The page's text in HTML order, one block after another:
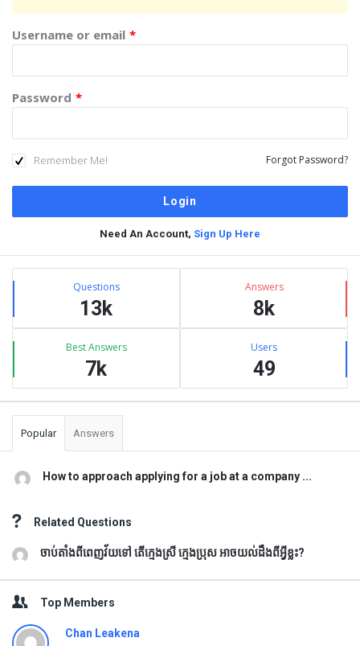
Username or email *
Password *
Remember Me! Forgot Password?
Need An Account, Sign Up Here
Sidebar
Stats Questions
13k
Answers
8k
Best Answers
7k
Users
49
Popular Answers
How to approach applying for a job at a company ...
Related Questions
ចាប់តាំងពីពេញវ័យទៅ តើក្មេងស្រី ក្មេងប្រុស អាចយល់ដឹងពីអ្វីខ្លះ?
Top Members
Chan Leakena